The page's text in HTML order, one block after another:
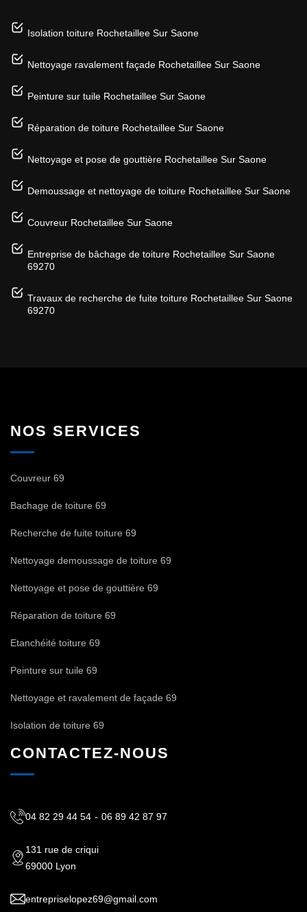
Isolation toiture Rochetaillee Sur Saone
Nettoyage ravalement façade Rochetaillee Sur Saone
Peinture sur tuile Rochetaillee Sur Saone
Réparation de toiture Rochetaillee Sur Saone
Nettoyage et pose de gouttière Rochetaillee Sur Saone
Demoussage et nettoyage de toiture Rochetaillee Sur Saone
Couvreur Rochetaillee Sur Saone
Entreprise de bâchage de toiture Rochetaillee Sur Saone
69270
Travaux de recherche de fuite toiture Rochetaillee Sur Saone
69270
NOS SERVICES
Couvreur 69
Bachage de toiture 69
Recherche de fuite toiture 69
Nettoyage demoussage de toiture 69
Nettoyage et pose de gouttière 69
Réparation de toiture 69
Etanchéité toiture 69
Peinture sur tuile 69
Nettoyage et ravalement de façade 69
Isolation de toiture 69
CONTACTEZ-NOUS
04 82 29 44 54 - 06 89 42 87 97
131 rue de criqui
69000 Lyon
entrepriselopez69@gmail.com